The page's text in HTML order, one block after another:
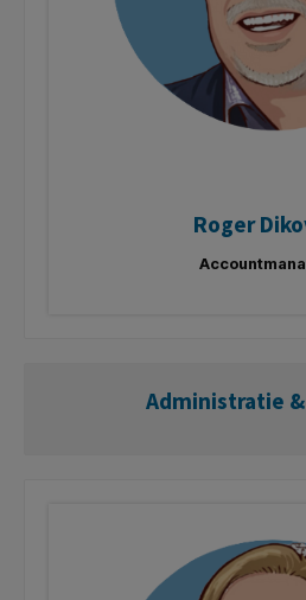
Roger
Administratie